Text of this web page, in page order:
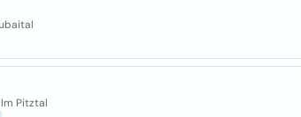
Pitztal